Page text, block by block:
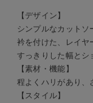
【デザイン】
シンプルなカットソ
衿を付けた、レイヤ
すっきりした幅とシ
【素材・機能】
程よくハリがあり、
【スタイル】